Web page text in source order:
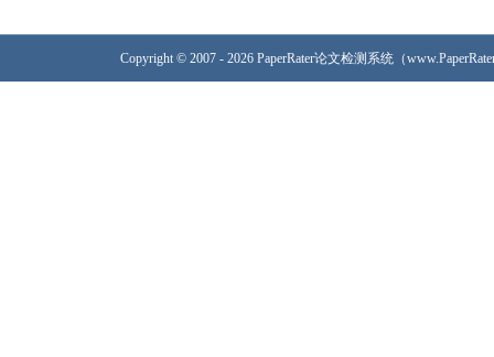
Copyright © 2007 - 2026 PaperRater论文检测系统（